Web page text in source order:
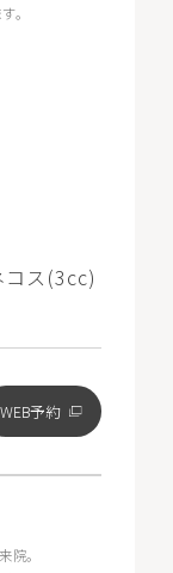
。
コス(3cc)
WEB予約
院。